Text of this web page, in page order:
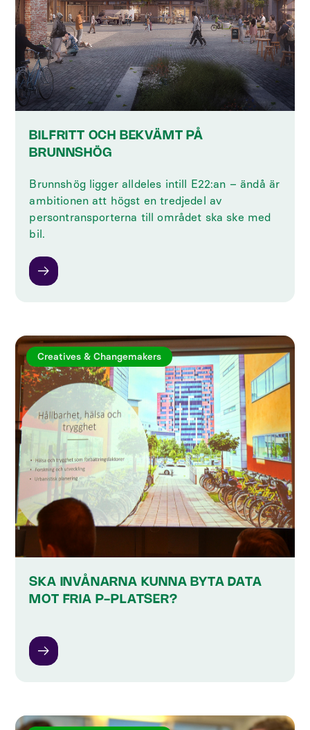
BILFRITT OCH BEKVÄMT PÅ
BRUNNSHÖG
Brunnshög ligger alldeles intill E22:an – ändå är
ambitionen att högst en tredjedel av
persontransporterna till området ska ske med
bil.
Creatives & Changemakers
SKA INVÅNARNA KUNNA BYTA DATA
MOT FRIA P-PLATSER?